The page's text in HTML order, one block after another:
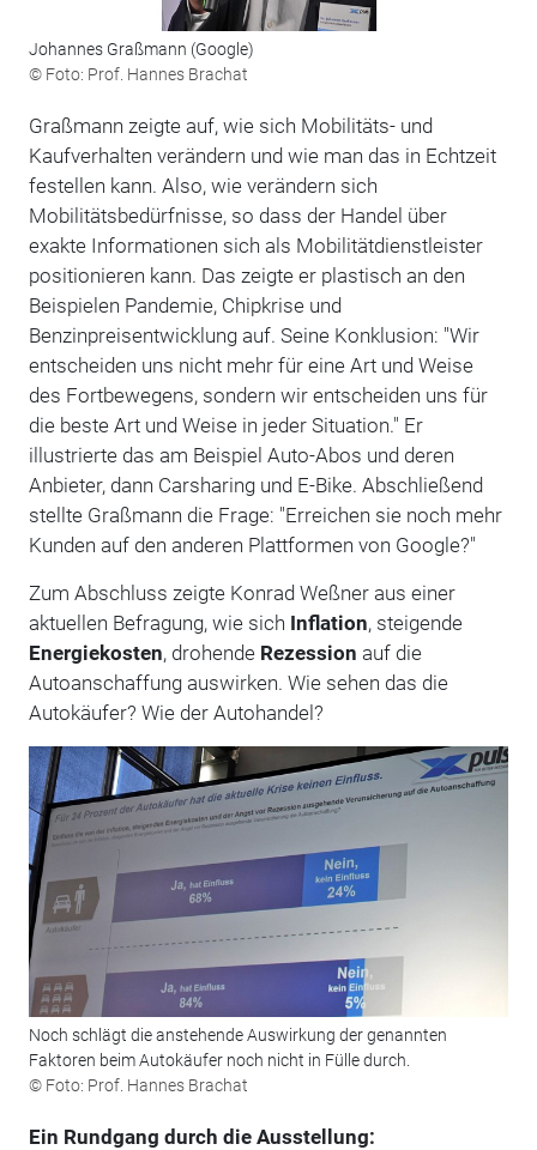
Johannes Graßmann (Google)
© Foto: Prof. Hannes Brachat
Graßmann zeigte auf, wie sich Mobilitäts- und
Kaufverhalten verändern und wie man das in Echtzeit
festellen kann. Also, wie verändern sich
Mobilitätsbedürfnisse, so dass der Handel über
exakte Informationen sich als Mobilitätdienstleister
positionieren kann. Das zeigte er plastisch an den
Beispielen Pandemie, Chipkrise und
Benzinpreisentwicklung auf. Seine Konklusion: "Wir
entscheiden uns nicht mehr für eine Art und Weise
des Fortbewegens, sondern wir entscheiden uns für
die beste Art und Weise in jeder Situation." Er
illustrierte das am Beispiel Auto-Abos und deren
Anbieter, dann Carsharing und E-Bike. Abschließend
stellte Graßmann die Frage: "Erreichen sie noch mehr
Kunden auf den anderen Plattformen von Google?"
Zum Abschluss zeigte Konrad Weßner aus einer
aktuellen Befragung, wie sich Inflation, steigende
Energiekosten, drohende Rezession auf die
Autoanschaffung auswirken. Wie sehen das die
Autokäufer? Wie der Autohandel?
Noch schlägt die anstehende Auswirkung der genannten
Faktoren beim Autokäufer noch nicht in Fülle durch.
© Foto: Prof. Hannes Brachat
Ein Rundgang durch die Ausstellung: